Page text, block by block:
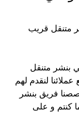
متنقل قريب
بنشر متنقل
لنقدم لهم
فريق بنشر
كنتم و على